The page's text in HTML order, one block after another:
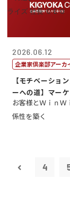
2026.06.12
企業家倶楽部アーカ
【モチベーショ
ーへの道】マー
タープライズ...
お客様とＷｉｎＷ
係性を築く
4